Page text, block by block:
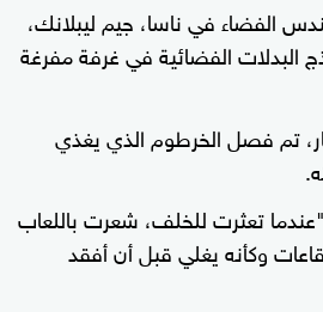
كان مهندس الفضاء في ناسا، جيم ليبلانك،
البدلات الفضائية في غرفة مفرغة
تم فصل الخرطوم الذي يغذي
تعثرت للخلف، شعرت باللعاب
وكأنه يغلي قبل أن أفقد